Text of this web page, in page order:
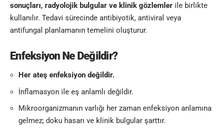
sonuçları, radyolojik bulgular ve klinik gözlemler ile birlikte
kullanılır. Tedavi sürecinde antibiyotik, antiviral veya
antifungal planlamanın temelini oluşturur.
Enfeksiyon Ne Değildir?
Her ateş enfeksiyon değildir.
İnflamasyon ile eş anlamlı değildir.
Mikroorganizmanın varlığı her zaman enfeksiyon anlamına
gelmez; doku hasarı ve klinik bulgular şarttır.